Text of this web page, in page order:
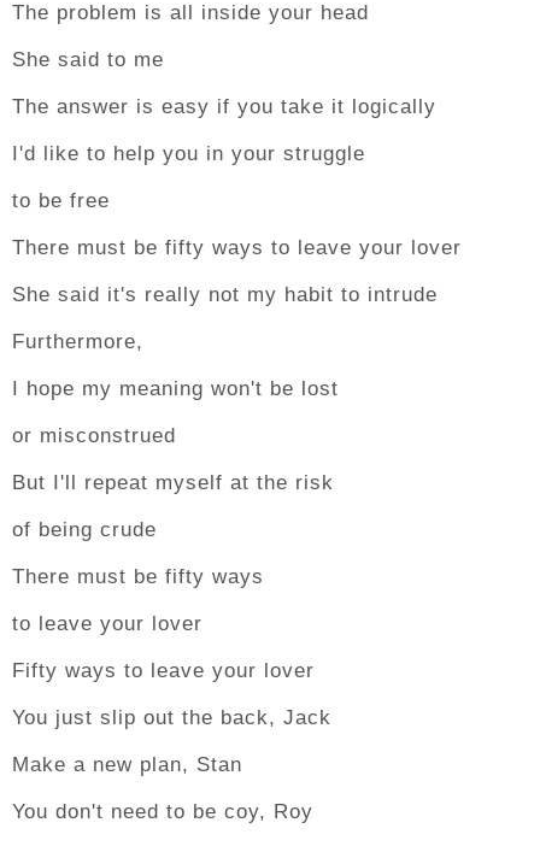
The problem is all inside your head
She said to me
The answer is easy if you take it logically
I'd like to help you in your struggle
to be free
There must be fifty ways to leave your lover
She said it's really not my habit to intrude
Furthermore,
I hope my meaning won't be lost
or misconstrued
But I'll repeat myself at the risk
of being crude
There must be fifty ways
to leave your lover
Fifty ways to leave your lover
You just slip out the back, Jack
Make a new plan, Stan
You don't need to be coy, Roy